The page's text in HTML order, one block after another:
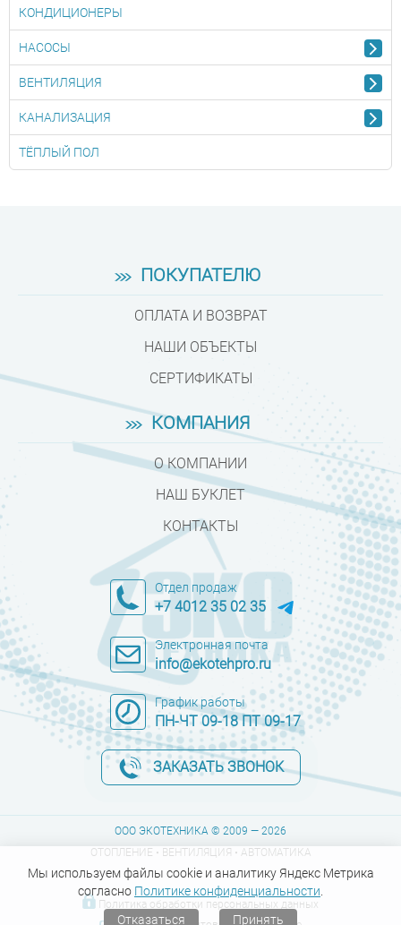
КОНДИЦИОНЕРЫ
НАСОСЫ
ВЕНТИЛЯЦИЯ
КАНАЛИЗАЦИЯ
ТЁПЛЫЙ ПОЛ
ПОКУПАТЕЛЮ
ОПЛАТА И ВОЗВРАТ
НАШИ ОБЪЕКТЫ
СЕРТИФИКАТЫ
КОМПАНИЯ
О КОМПАНИИ
НАШ БУКЛЕТ
КОНТАКТЫ
Отдел продаж
+7 4012 35 02 35
Электронная почта
info@ekotehpro.ru
График работы
ПН-ЧТ 09-18 ПТ 09-17
ЗАКАЗАТЬ ЗВОНОК
ООО ЭКОТЕХНИКА © 2009 — 2026
ОТОПЛЕНИЕ • ВЕНТИЛЯЦИЯ • АВТОМАТИКА
Политика обработки персональных данных
Мы используем файлы cookie и аналитику Яндекс Метрика
согласно Политике конфиденциальности
Отказаться
Принять